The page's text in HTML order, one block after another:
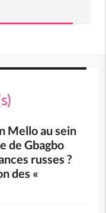
Mello au sein
de Gbagbo
russes ?
des «